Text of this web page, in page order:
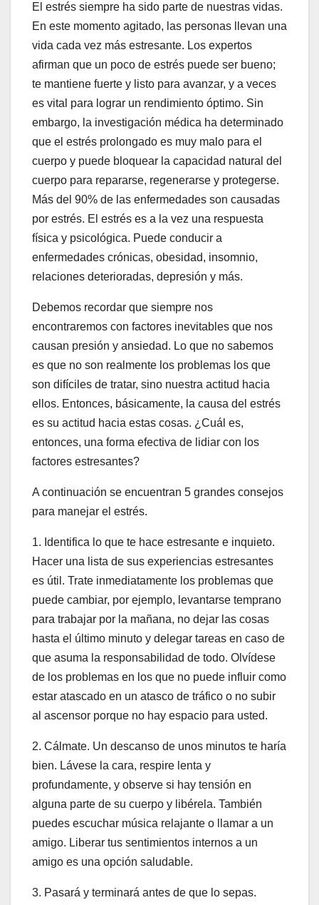
El estrés siempre ha sido parte de nuestras vidas.
En este momento agitado, las personas llevan una
vida cada vez más estresante. Los expertos
afirman que un poco de estrés puede ser bueno;
te mantiene fuerte y listo para avanzar, y a veces
es vital para lograr un rendimiento óptimo. Sin
embargo, la investigación médica ha determinado
que el estrés prolongado es muy malo para el
cuerpo y puede bloquear la capacidad natural del
cuerpo para repararse, regenerarse y protegerse.
Más del 90% de las enfermedades son causadas
por estrés. El estrés es a la vez una respuesta
física y psicológica. Puede conducir a
enfermedades crónicas, obesidad, insomnio,
relaciones deterioradas, depresión y más.
Debemos recordar que siempre nos
encontraremos con factores inevitables que nos
causan presión y ansiedad. Lo que no sabemos
es que no son realmente los problemas los que
son difíciles de tratar, sino nuestra actitud hacia
ellos. Entonces, básicamente, la causa del estrés
es su actitud hacia estas cosas. ¿Cuál es,
entonces, una forma efectiva de lidiar con los
factores estresantes?
A continuación se encuentran 5 grandes consejos
para manejar el estrés.
1. Identifica lo que te hace estresante e inquieto.
Hacer una lista de sus experiencias estresantes
es útil. Trate inmediatamente los problemas que
puede cambiar, por ejemplo, levantarse temprano
para trabajar por la mañana, no dejar las cosas
hasta el último minuto y delegar tareas en caso de
que asuma la responsabilidad de todo. Olvídese
de los problemas en los que no puede influir como
estar atascado en un atasco de tráfico o no subir
al ascensor porque no hay espacio para usted.
2. Cálmate. Un descanso de unos minutos te haría
bien. Lávese la cara, respire lenta y
profundamente, y observe si hay tensión en
alguna parte de su cuerpo y libérela. También
puedes escuchar música relajante o llamar a un
amigo. Liberar tus sentimientos internos a un
amigo es una opción saludable.
3. Pasará y terminará antes de que lo sepas.